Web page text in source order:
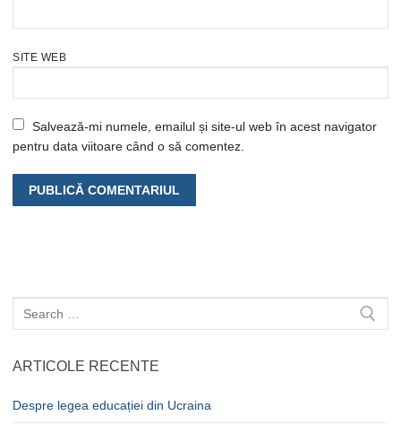
SITE WEB
Salvează-mi numele, emailul și site-ul web în acest navigator
pentru data viitoare când o să comentez.
Caută
după:
ARTICOLE RECENTE
Despre legea educației din Ucraina